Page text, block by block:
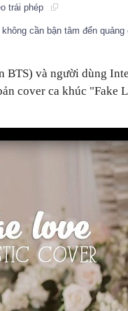
trái phép
cần bận tâm đến quảng
BTS) và người dùng
cover ca khúc "Fake